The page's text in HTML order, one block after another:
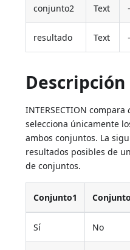
conjunto2 Text
resultado Text
Descripción
INTERSECTION compara
selecciona únicamente
ambos conjuntos. La
resultados posibles de
de conjuntos.
Conjunto1
Sí No